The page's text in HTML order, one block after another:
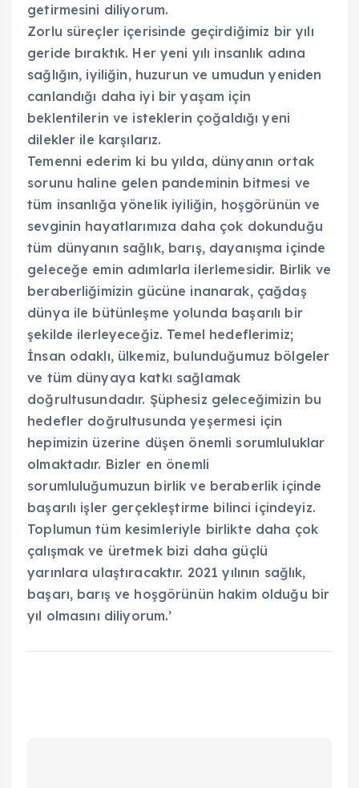
getirmesini diliyorum.
Zorlu süreçler içerisinde geçirdiğimiz bir yılı
geride bıraktık. Her yeni yılı insanlık adına
sağlığın, iyiliğin, huzurun ve umudun yeniden
canlandığı daha iyi bir yaşam için
beklentilerin ve isteklerin çoğaldığı yeni
dilekler ile karşılarız.
Temenni ederim ki bu yılda, dünyanın ortak
sorunu haline gelen pandeminin bitmesi ve
tüm insanlığa yönelik iyiliğin, hoşgörünün ve
sevginin hayatlarımıza daha çok dokunduğu
tüm dünyanın sağlık, barış, dayanışma içinde
geleceğe emin adımlarla ilerlemesidir. Birlik ve
beraberliğimizin gücüne inanarak, çağdaş
dünya ile bütünleşme yolunda başarılı bir
şekilde ilerleyeceğiz. Temel hedeflerimiz;
İnsan odaklı, ülkemiz, bulunduğumuz bölgeler
ve tüm dünyaya katkı sağlamak
doğrultusundadır. Şüphesiz geleceğimizin bu
hedefler doğrultusunda yeşermesi için
hepimizin üzerine düşen önemli sorumluluklar
olmaktadır. Bizler en önemli
sorumluluğumuzun birlik ve beraberlik içinde
başarılı işler gerçekleştirme bilinci içindeyiz.
Toplumun tüm kesimleriyle birlikte daha çok
çalışmak ve üretmek bizi daha güçlü
yarınlara ulaştıracaktır. 2021 yılının sağlık,
başarı, barış ve hoşgörünün hakim olduğu bir
yıl olmasını diliyorum.’